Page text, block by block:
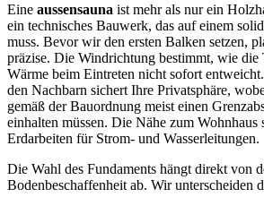
Eine aussensauna ist mehr als nur ein
ein technisches Bauwerk, das auf einem
muss. Bevor wir den ersten Balken setzen,
präzise. Die Windrichtung bestimmt, wie
Wärme beim Eintreten nicht sofort
den Nachbarn sichert Ihre Privatsphäre,
gemäß der Bauordnung meist einen
einhalten müssen. Die Nähe zum Wohnhaus
Erdarbeiten für Strom- und Wasserleitungen.
Die Wahl des Fundaments hängt direkt von
Bodenbeschaffenheit ab. Wir unterscheiden